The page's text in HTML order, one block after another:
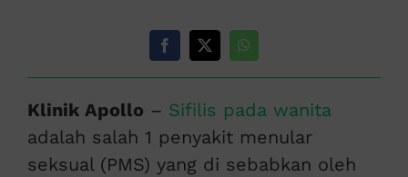
Klinik Apollo – Sifilis pada wanita
adalah salah 1 penyakit menular
seksual (PMS) yang di sebabkan oleh